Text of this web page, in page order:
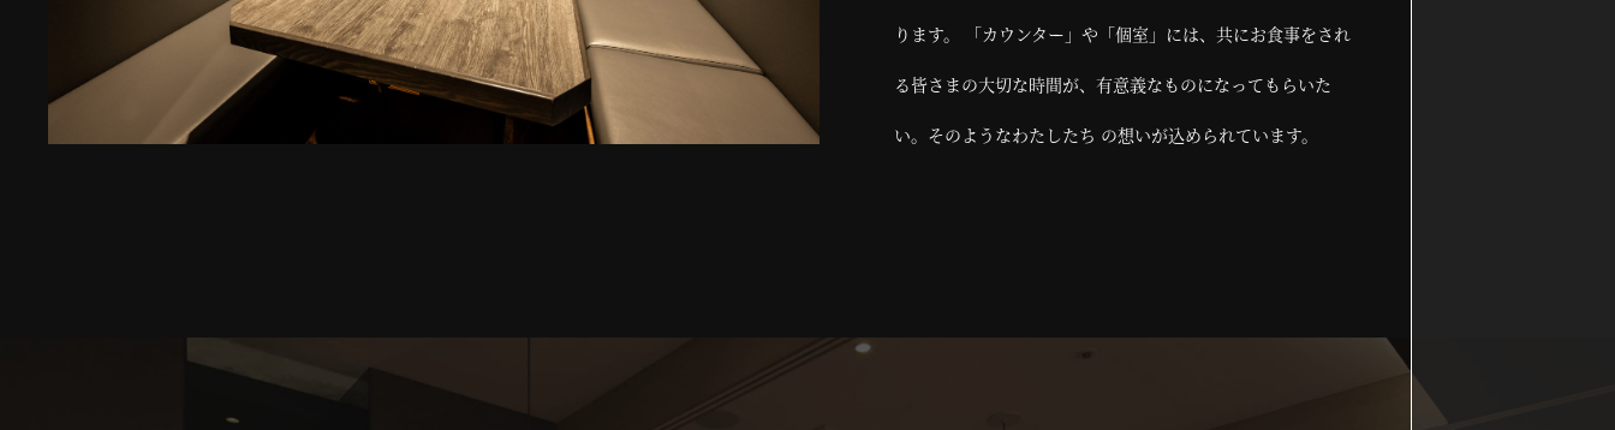
ります。 「カウンター」や「個室」には、共にお食事をされ
る皆さまの大切な時間が、有意義なものになってもらいた
い。そのようなわたしたち の想いが込められています。